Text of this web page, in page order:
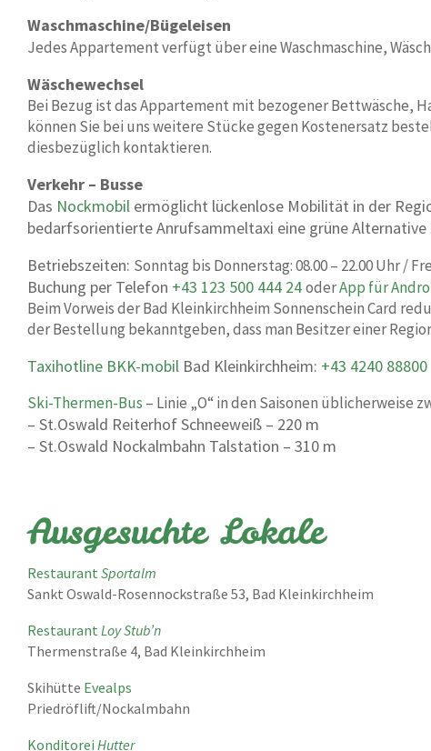
Waschmaschine/Bügeleisen
Jedes Appartement verfügt über eine Waschmaschine,
Wäschewechsel
Bei Bezug ist das Appartement mit bezogener Bettwäsche,
können Sie bei uns weitere Stücke gegen Kostenersatz
diesbezüglich kontaktieren.
Verkehr – Busse
Das Nockmobil ermöglicht lückenlose Mobilität in der
bedarfsorientierte Anrufsammeltaxi eine grüne
Betriebszeiten: Sonntag bis Donnerstag: 08.00 – 22.00 Uhr /
Buchung per Telefon +43 123 500 444 24oderApp für
Beim Vorweis der Bad Kleinkirchheim Sonnenschein Card
der Bestellung bekanntgeben, dass man Besitzer einer
Taxihotline BKK-mobil Bad Kleinkirchheim: +43 4240 88800
Ski-Thermen-Bus – Linie „O“ in den Saisonen üblicherweise
– St.Oswald Reiterhof Schneeweiß – 220 m
– St.Oswald Nockalmbahn Talstation – 310 m
Ausgesuchte Lokale
Restaurant Sportalm
Sankt Oswald-Rosennockstraße 53, Bad Kleinkirchheim
Restaurant Loy Stub’n
Thermenstraße 4, Bad Kleinkirchheim
Skihütte Evealps
Priedröflift/Nockalmbahn
Konditorei Hutter